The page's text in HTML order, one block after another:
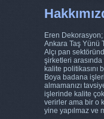
Eren
Ankara Taş Yünü
Alçı pan
şirketleri
kalite politikasını
Boya badana
almamanızı
işlerinde kalite
verirler ama bir o
yine yapılmaz ve